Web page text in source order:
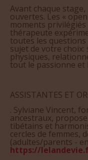
Avant chaque
ouvertes. Les «
moments
thérapeute
toutes les
sujet de votre
physiques,
tout le passionne et
ASSISTANTES ET
. Sylviane Vincent,
ancestraux,
tibétains et
cercles de femmes,
(adultes/parents -
https://